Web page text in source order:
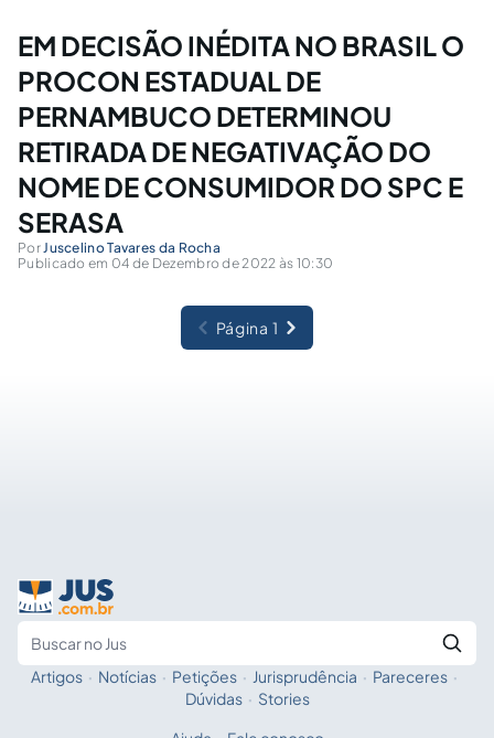
EM DECISÃO INÉDITA NO BRASIL O
PROCON ESTADUAL DE
PERNAMBUCO DETERMINOU
RETIRADA DE NEGATIVAÇÃO DO
NOME DE CONSUMIDOR DO SPC E
SERASA
PorJuscelino Tavares da Rocha
Publicado em 04 de Dezembro de 2022 às 10:30
Página 1
Fale com a IA
Artigos · Notícias · Petições · Jurisprudência · Pareceres ·
Dúvidas · Stories